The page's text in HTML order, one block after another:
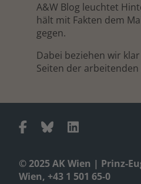
© 2025 AK Wien | Prinz-
Wien, +43 1 501 65-0
A&W Blog leuchtet
hält mit Fakten dem
gegen.
Dabei beziehen wir
Seiten der arbeitenden